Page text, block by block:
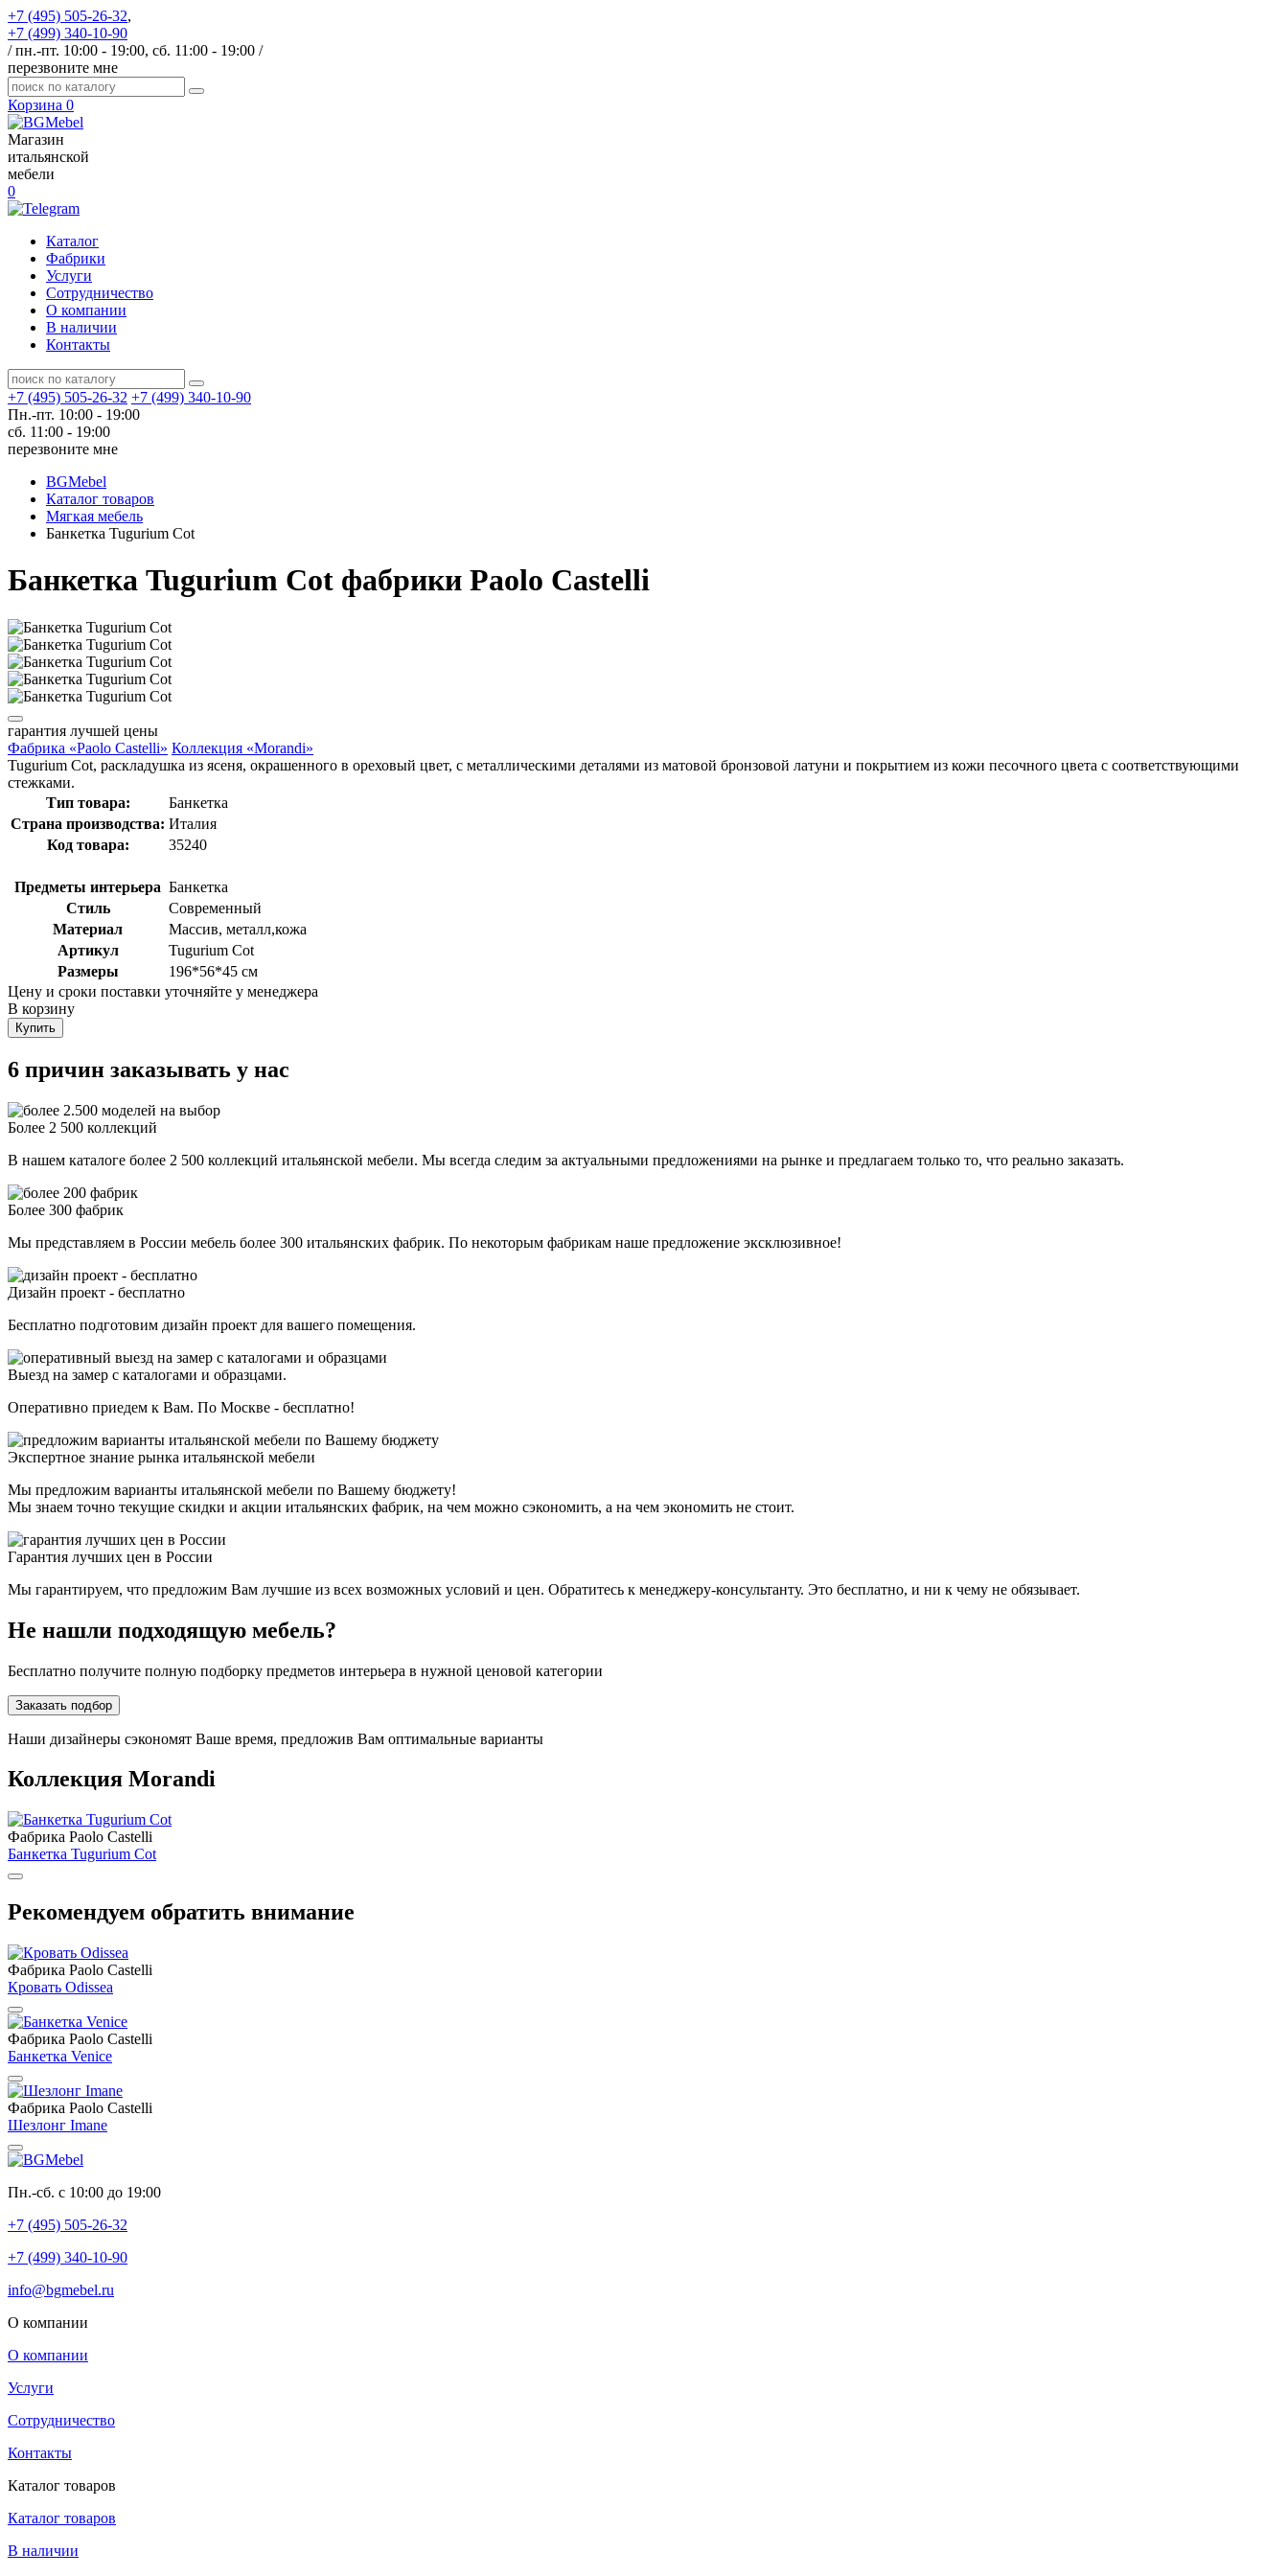
+7 (495) 505-26-32,
+7 (499) 340-10-90
/ пн.-пт. 10:00 - 19:00, сб. 11:00 - 19:00 /
перезвоните мне
Корзина 0
Магазин
итальянской
мебели
0
Каталог
Фабрики
Услуги
Сотрудничество
О компании
В наличии
Контакты
+7 (495) 505-26-32 +7 (499) 340-10-90
Пн.-пт. 10:00 - 19:00
сб. 11:00 - 19:00
перезвоните мне
BGMebel
Каталог товаров
Мягкая мебель
Банкетка Tugurium Cot
Банкетка Tugurium Cot фабрики Paolo Castelli
гарантия лучшей цены
Фабрика «Paolo Castelli» Коллекция «Morandi»
Tugurium Cot, раскладушка из ясеня, окрашенного в ореховый цвет, с металлическими деталями из матовой бронзовой латуни и покрытием из кожи песочного цвета с соответствующими
стежками.
Тип товара:
Банкетка
Страна производства: Италия
Код товара:
35240
Предметы интерьера Банкетка
Стиль
Современный
Материал
Массив, металл,кожа
Артикул
Tugurium Cot
Размеры
196*56*45 см
Цену и сроки поставки уточняйте у менеджера
В корзину
Купить
6 причин заказывать у нас
Более 2 500 коллекций
В нашем каталоге более 2 500 коллекций итальянской мебели. Мы всегда следим за актуальными предложениями на рынке и предлагаем только то, что реально заказать.
Более 300 фабрик
Мы представляем в России мебель более 300 итальянских фабрик. По некоторым фабрикам наше предложение эксклюзивное!
Дизайн проект - бесплатно
Бесплатно подготовим дизайн проект для вашего помещения.
Выезд на замер с каталогами и образцами.
Оперативно приедем к Вам. По Москве - бесплатно!
Экспертное знание рынка итальянской мебели
Мы предложим варианты итальянской мебели по Вашему бюджету!
Мы знаем точно текущие скидки и акции итальянских фабрик, на чем можно сэкономить, а на чем экономить не стоит.
Гарантия лучших цен в России
Мы гарантируем, что предложим Вам лучшие из всех возможных условий и цен. Обратитесь к менеджеру-консультанту. Это бесплатно, и ни к чему не обязывает.
Не нашли подходящую мебель?
Бесплатно получите полную подборку предметов интерьера в нужной ценовой категории
Заказать подбор
Наши дизайнеры сэкономят Ваше время, предложив Вам оптимальные варианты
Коллекция Morandi
Фабрика Paolo Castelli
Банкетка Tugurium Cot
Рекомендуем обратить внимание
Фабрика Paolo Castelli
Кровать Odissea
Фабрика Paolo Castelli
Банкетка Venice
Фабрика Paolo Castelli
Шезлонг Imane
Пн.-сб. с 10:00 до 19:00
+7 (495) 505-26-32
+7 (499) 340-10-90
info@bgmebel.ru
О компании
О компании
Услуги
Сотрудничество
Контакты
Каталог товаров
Каталог товаров
В наличии